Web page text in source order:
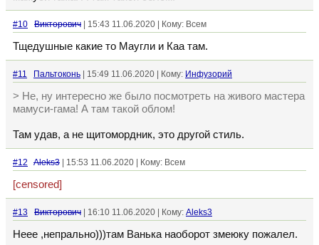
#10 Викторович | 15:43 11.06.2020 | Кому: Всем
Тщедушные какие то Маугли и Каа там.
#11 Пальтоконь | 15:49 11.06.2020 | Кому: Инфузорий
> Не, ну интересно же было посмотреть на живого мастера
мамуси-гама! А там такой облом!
Там удав, а не щитомордник, это другой стиль.
#12 Aleks3 | 15:53 11.06.2020 | Кому: Всем
[censored]
#13 Викторович | 16:10 11.06.2020 | Кому: Aleks3
Неее ,непрально)))там Ванька наоборот змеюку пожалел.